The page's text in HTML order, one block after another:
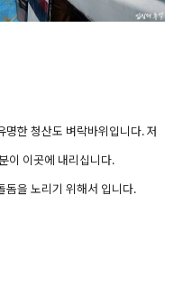
한 청산도 벼락바위입니다. 저
이 이곳에 내리십니다.
돔을 노리기 위해서 입니다.